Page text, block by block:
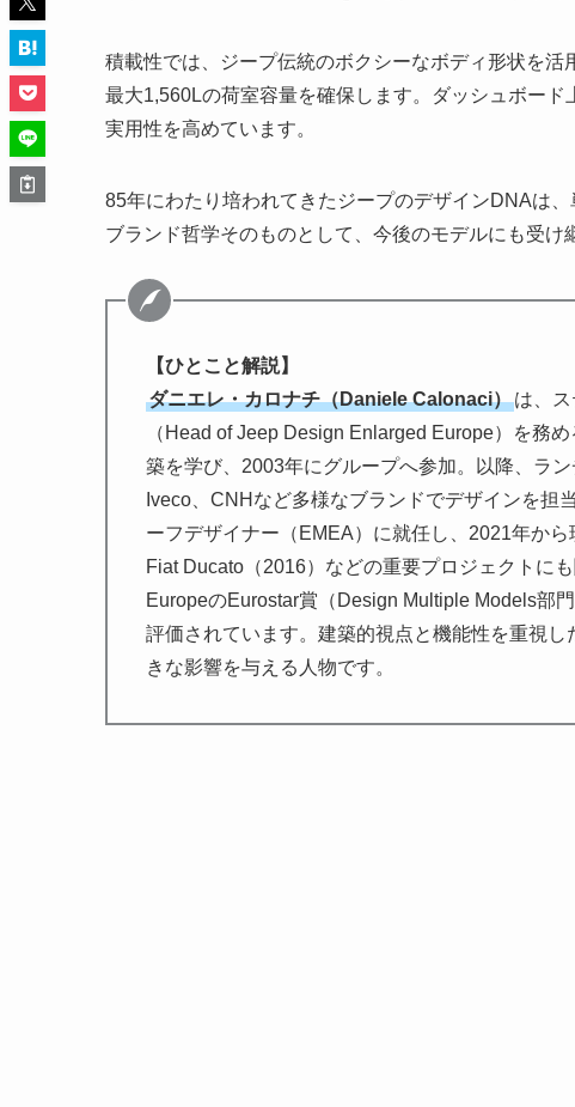
積載性では、ジープ伝統のボクシーなボディ形状を
最大1,560Lの荷室容量を確保します。ダッシュボード
実用性を高めています。
85年にわたり培われてきたジープのデザインDNAは
ブランド哲学そのものとして、今後のモデルにも受け
【ひとこと解説】
ダニエレ・カロナチ（Daniele Calonaci）は、
（Head of Jeep Design Enlarged Europe）を務
築を学び、2003年にグループへ参加。以降、ラ
Iveco、CNHなど多様なブランドでデザインを担
ーフデザイナー（EMEA）に就任し、2021年か
Fiat Ducato（2016）などの重要プロジェクトに
EuropeのEurostar賞（Design Multiple Models部
評価されています。建築的視点と機能性を重視
きな影響を与える人物です。